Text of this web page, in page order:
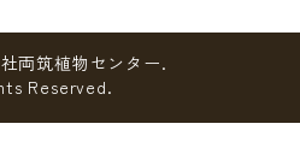
両筑植物センター.
Reserved.